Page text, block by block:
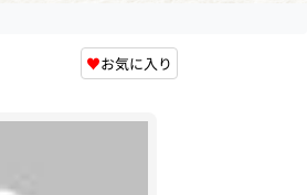
♥お気に入り